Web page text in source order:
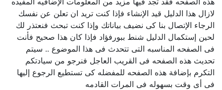
لازال هذا الدليل قيد الإنشاء فإذا كنت تريد ان تعلن عن نفسك
الرجاء الإتصال بنا كى نضيف بياناتك وإذا كنت تبحث فنعتذر لك
لحين إستكمال الدليل شنط ببورفؤاد فإذا كان هذا صحيح فأنت
فى الصفحه المناسبه التى تتحدث فى هذا الموضوع .. سيتم
تحديث هذه الصفحه فى القريب العاجل فنرجو من سيادتكم
التكرم بإضافة هذه الصفحه للمفضله كى تستطيع الرجوع إليها
فى أى وقت بسهوله فى المرات القادمه